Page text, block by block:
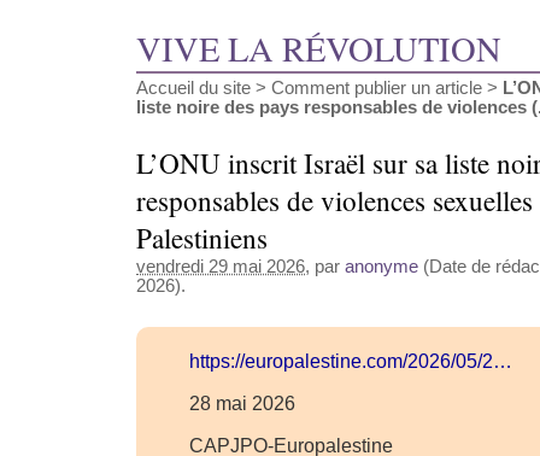
VIVE LA RÉVOLUTION
Accueil du site > Comment publier un article >
liste noire des pays responsables de violences
L’ONU inscrit Israël sur sa liste
responsables de violences
Palestiniens
vendredi 29 mai 2026, par anonyme (Date de
2026).
https://europalestine.com/2026/05/2…
28 mai 2026
CAPJPO-Europalestine